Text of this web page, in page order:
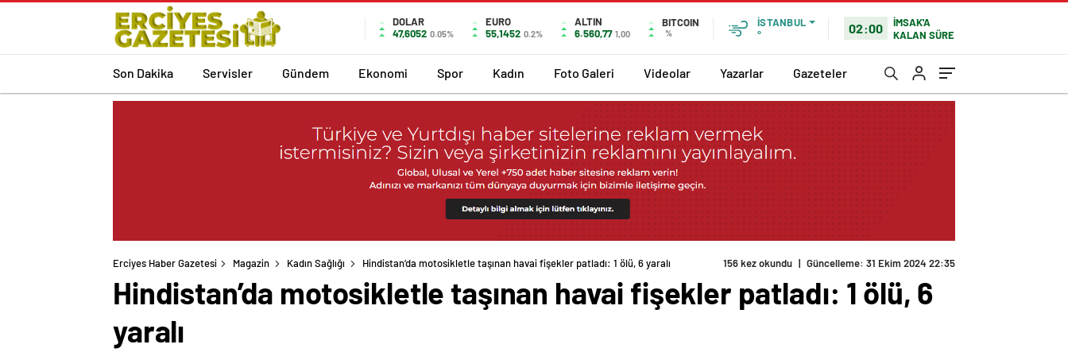
DOLAR
47,6052 0.05%
EURO
55,1452 0.2%
ALTIN
6.560,77 1,00
BITCOIN
%
İSTANBUL
°
02:00
İMSAK'A
KALAN SÜRE
Son Dakika Servisler Gündem Ekonomi Spor Kadın Foto Galeri Videolar Yazarlar Gazeteler
Erciyes Haber Gazetesi Magazin Kadın Sağlığı Hindistan’da motosikletle taşınan havai fişekler patladı: 1 ölü, 6 yaralı 156 kez okundu | Güncelleme: 31 Ekim 2024 22:35
Hindistan’da motosikletle taşınan havai fişekler patladı: 1 ölü, 6
yaralı